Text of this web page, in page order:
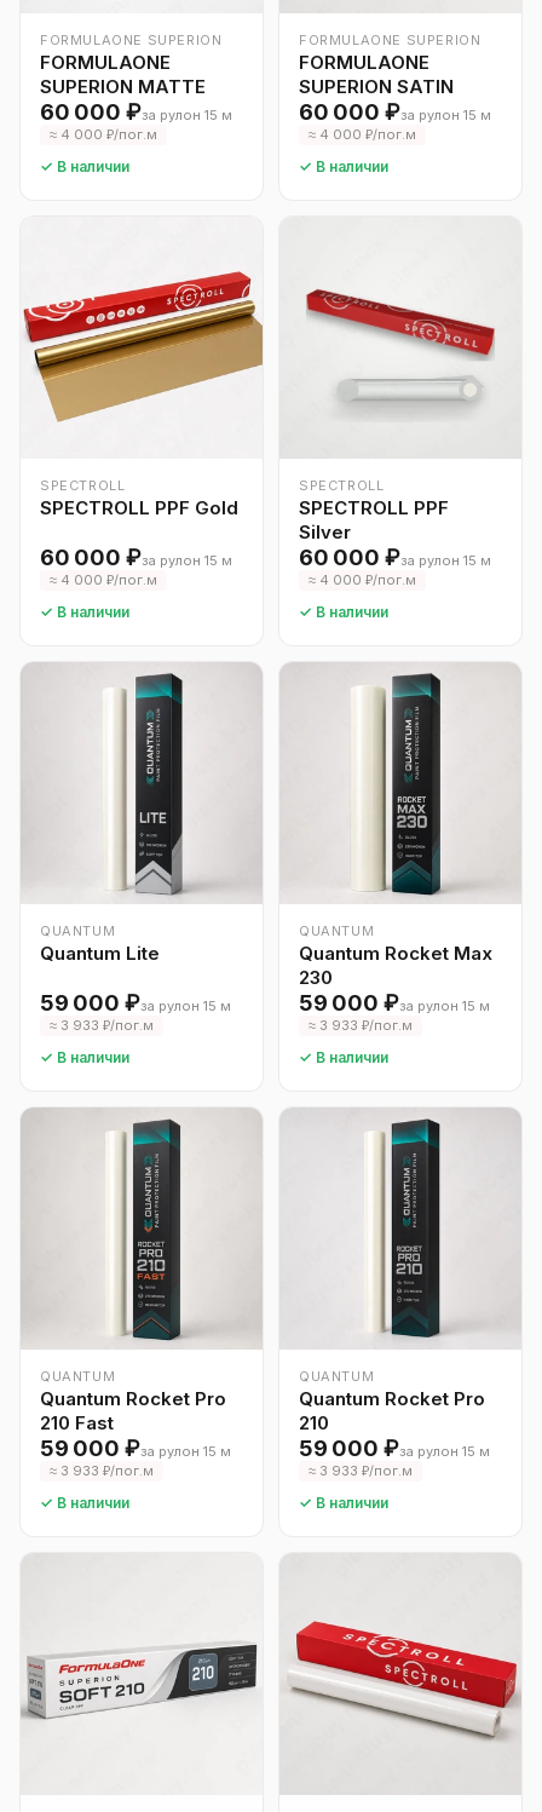
FORMULAONE SUPERION
FORMULAONE
SUPERION MATTE
60 000 ₽за рулон 15 м
≈ 4 000 ₽/пог.м
✓ В наличии
FORMULAONE SUPERION
FORMULAONE
SUPERION SATIN
60 000 ₽за рулон 15 м
≈ 4 000 ₽/пог.м
✓ В наличии
SPECTROLL
SPECTROLL PPF Gold
60 000 ₽за рулон 15 м
≈ 4 000 ₽/пог.м
✓ В наличии
SPECTROLL
SPECTROLL PPF
Silver
60 000 ₽за рулон 15 м
≈ 4 000 ₽/пог.м
✓ В наличии
QUANTUM
Quantum Lite
59 000 ₽за рулон 15 м
≈ 3 933 ₽/пог.м
✓ В наличии
QUANTUM
Quantum Rocket Max
230
59 000 ₽за рулон 15 м
≈ 3 933 ₽/пог.м
✓ В наличии
QUANTUM
Quantum Rocket Pro
210 Fast
59 000 ₽за рулон 15 м
≈ 3 933 ₽/пог.м
✓ В наличии
QUANTUM
Quantum Rocket Pro
210
59 000 ₽за рулон 15 м
≈ 3 933 ₽/пог.м
✓ В наличии